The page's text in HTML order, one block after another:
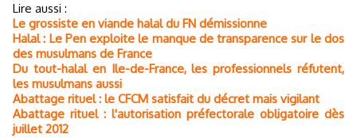
Lire aussi :
Le grossiste en viande halal du FN démissionne
Halal : Le Pen exploite le manque de transparence sur le dos
des musulmans de France
Du tout-halal en Ile-de-France, les professionnels réfutent,
les musulmans aussi
Abattage rituel : le CFCM satisfait du décret mais vigilant
Abattage rituel : l'autorisation préfectorale obligatoire dès
juillet 2012